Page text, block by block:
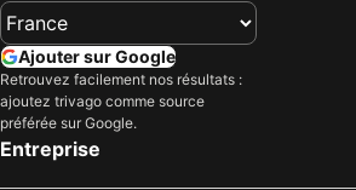
Ajouter sur Google
Retrouvez facilement nos résultats :
ajoutez trivago comme source
préférée sur Google.
Entreprise